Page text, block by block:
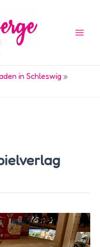
in Schleswig »